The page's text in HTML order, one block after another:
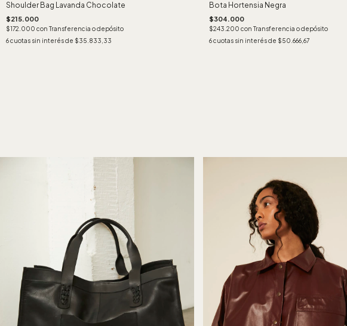
Shoulder Bag Lavanda Chocolate
$215.000
$172.000 con Transferencia o depósito
6cuotas sin interés de $35.833,33
Bota Hortensia Negra
$304.000
$243.200 con Transferencia o depósito
6cuotas sin interés de $50.666,67